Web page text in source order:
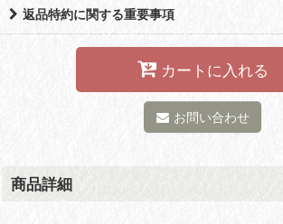
返品特約に関する重要事項
カートに入れる
お問い合わせ
商品詳細